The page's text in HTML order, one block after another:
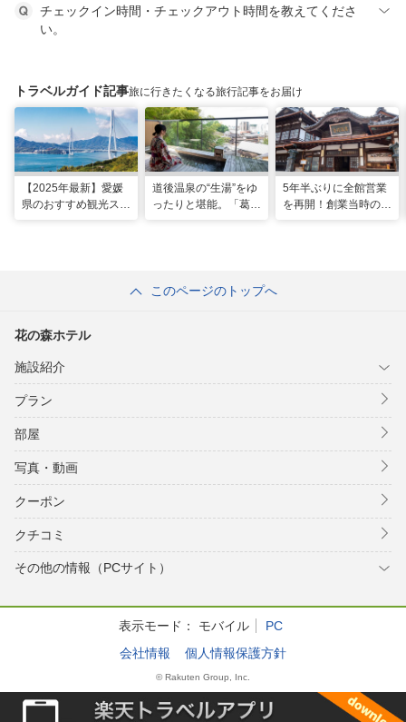
チェックイン時間・チェックアウト時間を教えてくださ
い。
トラベルガイド記事旅に行きたくなる旅行記事をお届け
【2025年最新】愛媛
県のおすすめ観光スポ
道後温泉の“生湯”をゆ
ったりと堪能。「葛城
5年半ぶりに全館営業
を再開！創業当時の風
このページのトップへ
花の森ホテル
施設紹介
プラン
部屋
写真・動画
クーポン
クチコミ
その他の情報（PCサイト）
表示モード： モバイル
PC
会社情報
個人情報保護方針
© Rakuten Group, Inc.